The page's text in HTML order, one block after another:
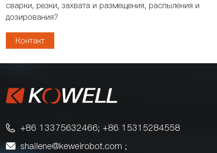
сварки, резки, захвата и размещения, распыления и
дозирования?
Контакт
 +86 13375632466; +86 15315284558
 shailene@keweirobot.com ;